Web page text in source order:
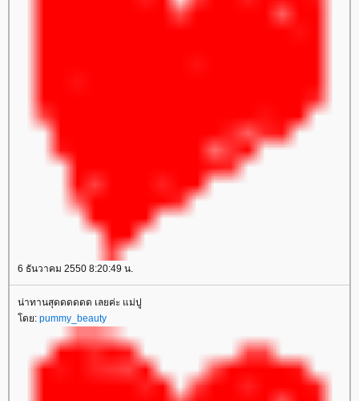
6 ธันวาคม 2550 8:20:49 น.
น่าทานสุดดดดดด เลยค่ะ แม่ปู
ดย: pummy_beauty